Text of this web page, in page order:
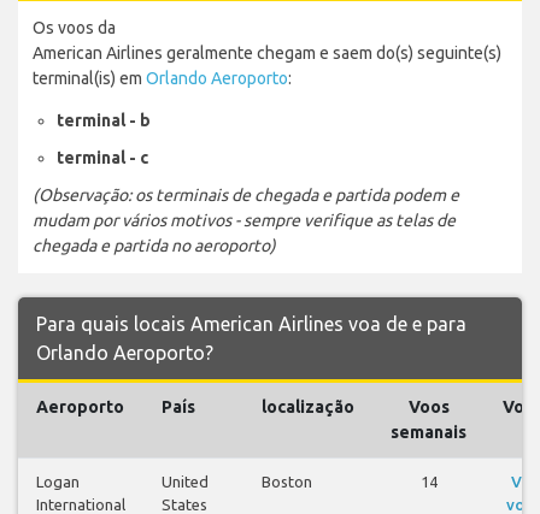
Os voos da
American Airlines geralmente chegam e saem do(s) seguinte(s)
terminal(is) em Orlando Aeroporto:
terminal - b
terminal - c
(Observação: os terminais de chegada e partida podem e
mudam por vários motivos - sempre verifique as telas de
chegada e partida no aeroporto)
Para quais locais American Airlines voa de e para
Orlando Aeroporto?
Aeroporto País localização
Voos
semanais
Logan
International
United
States
Boston 14
Ver
voos